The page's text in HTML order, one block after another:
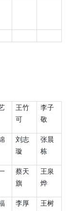
王竹
可
李子
敬
刘志
璇
张晨
栋
蔡天
旗
王泉
烨
李厚
王树